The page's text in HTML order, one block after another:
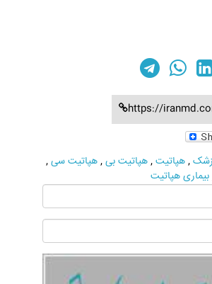
https://
,هپاتیت,هپاتیت بی,هپاتیت سی,
بیماری هپاتیت